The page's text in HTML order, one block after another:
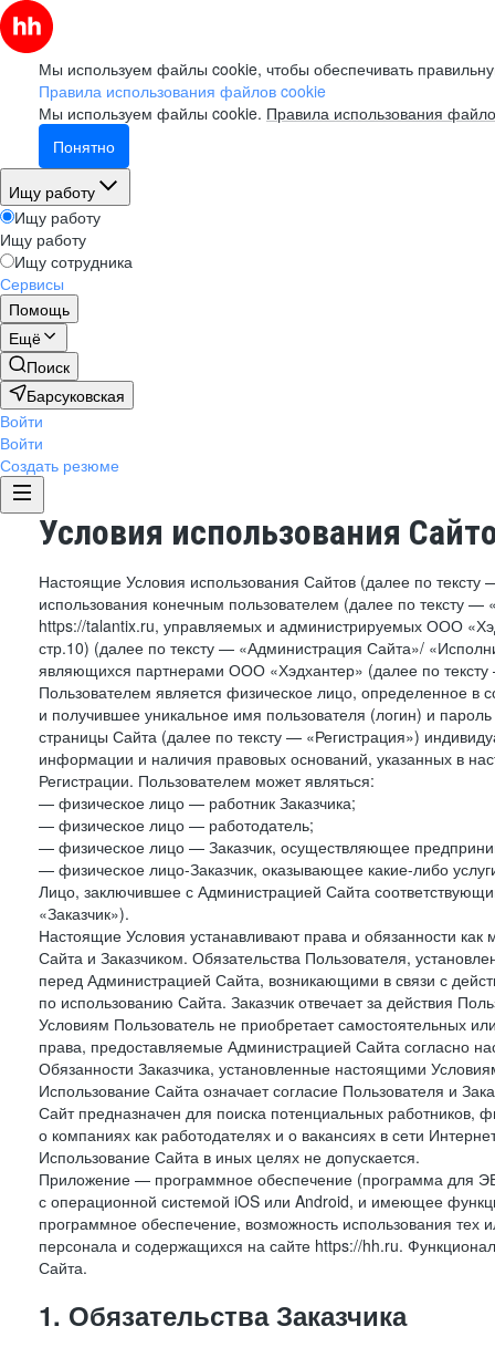
Мы используем файлы cookie, чтобы обеспечивать
Правила использования файлов cookie
Мы используем файлы cookie. Правила использования
Понятно
Ищу работу
Ищу работу
Ищу работу
Ищу сотрудника
Сервисы
Помощь
Ещё
Поиск
Барсуковская
Войти
Войти
Создать резюме
Условия использования
Настоящие Условия использования Сайтов (далее по
использования конечным пользователем (далее по тексту
https://talantix.ru, управляемых и администрируемых ООО
стр.10) (далее по тексту — «Администрация Сайта»/
являющихся партнерами ООО «Хэдхантер» (далее по
Пользователем является физическое лицо, определенное в
и получившее уникальное имя пользователя (логин) и
страницы Сайта (далее по тексту — «Регистрация»)
информации и наличия правовых оснований, указанных в
Регистрации. Пользователем может являться:
— физическое лицо — работник Заказчика;
— физическое лицо — работодатель;
— физическое лицо — Заказчик, осуществляющее
— физическое лицо-Заказчик, оказывающее какие-либо
Лицо, заключившее с Администрацией Сайта
«Заказчик»).
Настоящие Условия устанавливают права и обязанности
Сайта и Заказчиком. Обязательства Пользователя,
перед Администрацией Сайта, возникающими в связи с
по использованию Сайта. Заказчик отвечает за действия
Условиям Пользователь не приобретает самостоятельных
права, предоставляемые Администрацией Сайта согласно
Обязанности Заказчика, установленные настоящими
Использование Сайта означает согласие Пользователя и
Сайт предназначен для поиска потенциальных
о компаниях как работодателях и о вакансиях в сети
Использование Сайта в иных целях не допускается.
Приложение — программное обеспечение (программа для
с операционной системой iOS или Android, и имеющее
программное обеспечение, возможность использования
персонала и содержащихся на сайте https://hh.ru.
Сайта.
1. Обязательства Заказчика